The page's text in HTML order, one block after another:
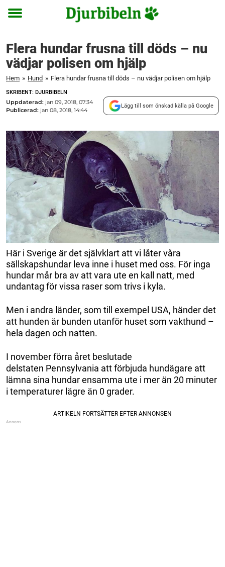
Toggle
Flera hundar frusna till döds – nu
vädjar polisen om hjälp
Hem » Hund » Flera hundar frusna till döds – nu vädjar polisen om hjälp
SKRIBENT: DJURBIBELN
Uppdaterad: jan 09, 2018, 07:34
Publicerad: jan 08, 2018, 14:44
Lägg till som önskad källa på Google
Här i Sverige är det självklart att vi låter våra
sällskapshundar leva inne i huset med oss. För inga
hundar mår bra av att vara ute en kall natt, med
undantag för vissa raser som trivs i kyla.
Men i andra länder, som till exempel USA, händer det
att hunden är bunden utanför huset som vakthund –
hela dagen och natten.
I november förra året beslutade
delstaten Pennsylvania att förbjuda hundägare att
lämna sina hundar ensamma ute i mer än 20 minuter
i temperaturer lägre än 0 grader.